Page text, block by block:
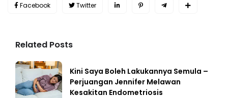
Facebook Twitter
Related Posts
Kini Saya Boleh Lakukannya Semula –
Perjuangan Jennifer Melawan
Kesakitan Endometriosis